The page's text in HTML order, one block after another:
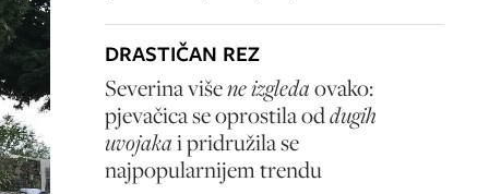
DRASTIČAN REZ
Severina višene izgledaovako:
pjevačica se oprostila oddugih
uvojakai pridružila se
najpopularnijem trendu